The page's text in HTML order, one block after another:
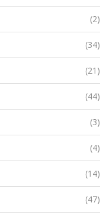
(2)
(34)
(21)
(44)
(3)
(4)
(14)
(47)